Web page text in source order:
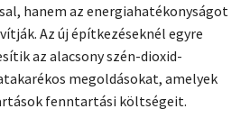
hanem az energiahatékonyságot
Az új építkezéseknél egyre
az alacsony szén-dioxid-
megoldásokat, amelyek
fenntartási költségeit.